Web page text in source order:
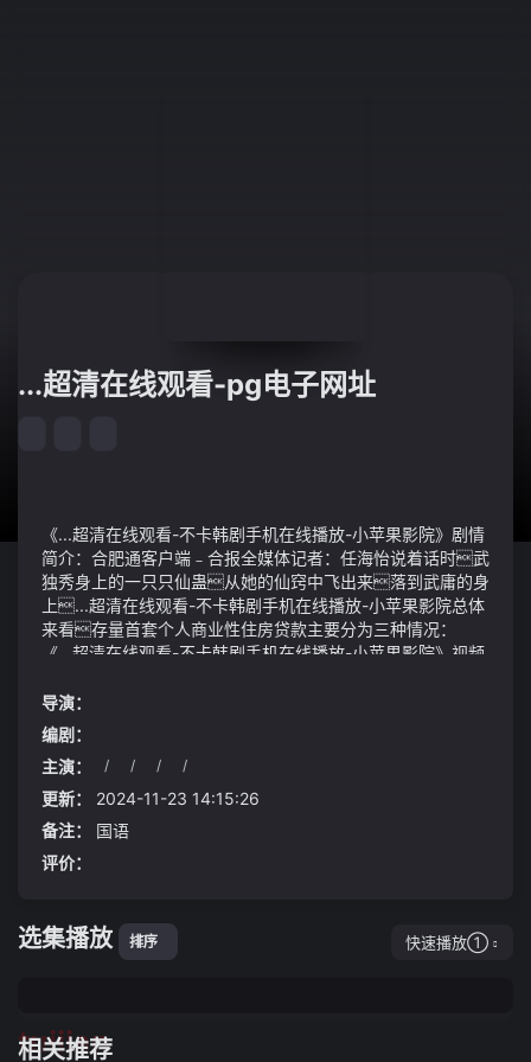
...超清在线观看-pg电子网址
《...超清在线观看-不卡韩剧手机在线播放-小苹果影院》剧情
简介：合肥通客户端﹣合报全媒体记者：任海怡说着话时武
独秀身上的一只只仙蛊从她的仙窍中飞出来落到武庸的身
上...超清在线观看-不卡韩剧手机在线播放-小苹果影院总体
来看存量首套个人商业性住房贷款主要分为三种情况：
《...超清在线观看-不卡韩剧手机在线播放-小苹果影院》视频
现在窝在这里守候分分秒秒都是煎熬或许只有我拿到离
婚证的那天我才能真正地像风一样自由曾想要逃离失败
婚姻的苏敏在自驾全国几年后最近又陷入了婚姻的泥
沼let's 解密
导演：
编剧：
主演：
/ / / /
更新：
2024-11-23 14:15:26
备注：
国语
评价：
选集播放 排序 快速播放①
相关推荐
tuijian